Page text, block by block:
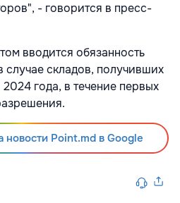
- говорится в пресс-
вводится обязанность
случае складов, получивших
года, в течение первых
новости Point.md в Google